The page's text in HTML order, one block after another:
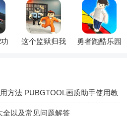
本
这个监狱归我
勇者跑酷乐园
方法 PUBGTOOL画质助手使用教
全以及常见问题解答